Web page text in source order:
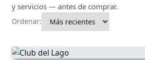
y servicios — antes de comprar.
Ordenar: